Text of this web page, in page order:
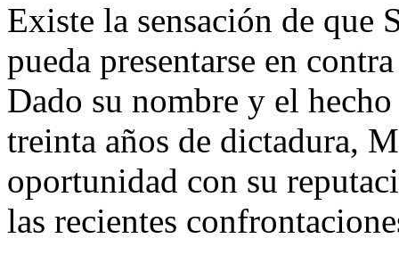
Existe la sensación de que
pueda presentarse en
Dado su nombre y el
treinta años de dictadura,
oportunidad con su
las recientes